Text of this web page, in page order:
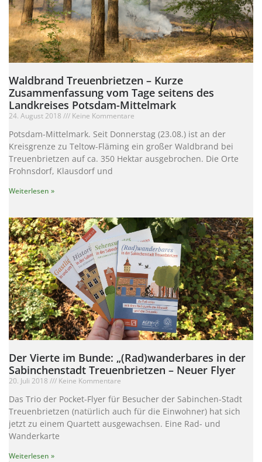
Waldbrand Treuenbrietzen – Kurze
Zusammenfassung vom Tage seitens des
Landkreises Potsdam-Mittelmark
24. August 2018 Keine Kommentare
Potsdam-Mittelmark. Seit Donnerstag (23.08.) ist an der
Kreisgrenze zu Teltow-Fläming ein großer Waldbrand bei
Treuenbrietzen auf ca. 350 Hektar ausgebrochen. Die Orte
Frohnsdorf, Klausdorf und
Weiterlesen »
Der Vierte im Bunde: „(Rad)wanderbares in der
Sabinchenstadt Treuenbrietzen – Neuer Flyer
20. Juli 2018 Keine Kommentare
Das Trio der Pocket-Flyer für Besucher der Sabinchen-Stadt
Treuenbrietzen (natürlich auch für die Einwohner) hat sich
jetzt zu einem Quartett ausgewachsen. Eine Rad- und
Wanderkarte
Weiterlesen »